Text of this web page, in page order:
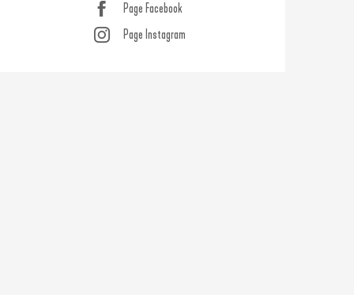
Page Facebook
Page Instagram